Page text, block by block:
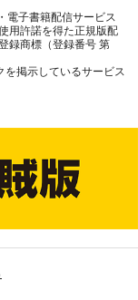
電子書籍配信サービス
用許諾を得た正規版配
録商標（登録番号 第
を掲示しているサービス